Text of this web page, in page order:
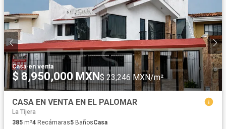
Casa·en venta
$ 8,950,000 MXN $ 23,246 MXN/m²
CASA EN VENTA EN EL PALOMAR
La Tijera
385 m²4 Recámaras5 BañosCasa